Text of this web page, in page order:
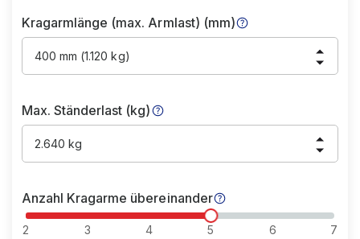
Kragarmlänge (max. Armlast) (mm)
400 mm (1.120 kg)
Max. Ständerlast (kg)
2.640 kg
Anzahl Kragarme übereinander
2 3 4 5 6 7